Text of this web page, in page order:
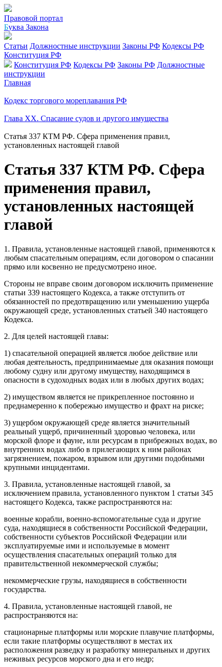
Правовой портал
Буква Закона
Статьи Должностные инструкции Законы РФ Кодексы РФ
Конституция РФ
Конституция РФ Кодексы РФ Законы РФ Должностные
инструкции
Главная
Кодекс торгового мореплавания РФ
Глава XX. Спасание судов и другого имущества
Статья 337 КТМ РФ. Сфера применения правил,
установленных настоящей главой
Статья 337 КТМ РФ. Сфера
применения правил,
установленных настоящей
главой
1. Правила, установленные настоящей главой, применяются к
любым спасательным операциям, если договором о спасании
прямо или косвенно не предусмотрено иное.
Стороны не вправе своим договором исключить применение
статьи 339 настоящего Кодекса, а также отступить от
обязанностей по предотвращению или уменьшению ущерба
окружающей среде, установленных статьей 340 настоящего
Кодекса.
2. Для целей настоящей главы:
1) спасательной операцией является любое действие или
любая деятельность, предпринимаемые для оказания помощи
любому судну или другому имуществу, находящимся в
опасности в судоходных водах или в любых других водах;
2) имуществом является не прикрепленное постоянно и
преднамеренно к побережью имущество и фрахт на риске;
3) ущербом окружающей среде является значительный
реальный ущерб, причиненный здоровью человека, или
морской флоре и фауне, или ресурсам в прибрежных водах, во
внутренних водах либо в прилегающих к ним районах
загрязнением, пожаром, взрывом или другими подобными
крупными инцидентами.
3. Правила, установленные настоящей главой, за
исключением правила, установленного пунктом 1 статьи 345
настоящего Кодекса, также распространяются на:
военные корабли, военно-вспомогательные суда и другие
суда, находящиеся в собственности Российской Федерации,
собственности субъектов Российской Федерации или
эксплуатируемые ими и используемые в момент
осуществления спасательных операций только для
правительственной некоммерческой службы;
некоммерческие грузы, находящиеся в собственности
государства.
4. Правила, установленные настоящей главой, не
распространяются на:
стационарные платформы или морские плавучие платформы,
если такие платформы осуществляют в местах их
расположения разведку и разработку минеральных и других
неживых ресурсов морского дна и его недр;